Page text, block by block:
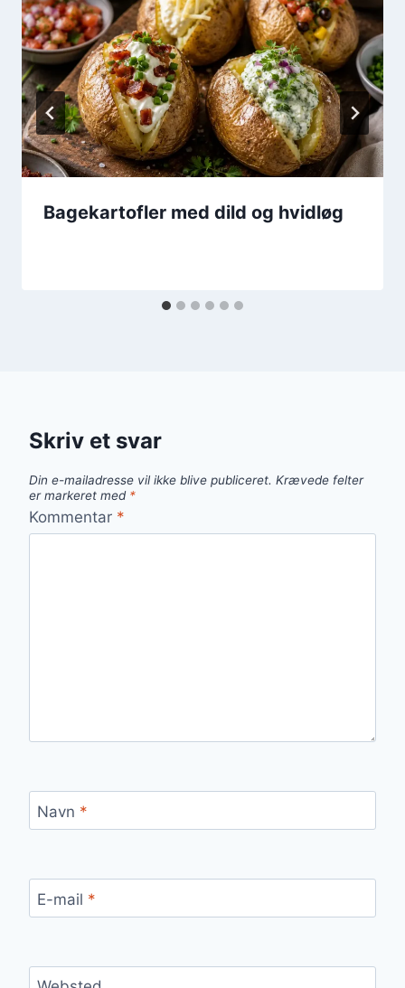
Bagekartofler med dild og hvidløg
Skriv et svar
Din e-mailadresse vil ikke blive publiceret. Krævede felter
er markeret med *
Kommentar *
Navn *
E-mail *